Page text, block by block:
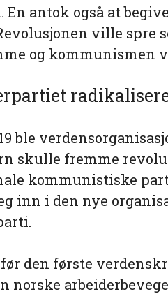
En antok også at
ville spre
og kommunismen
ble
skulle fremme
kommunistiske
inn i den nye
den første
norske